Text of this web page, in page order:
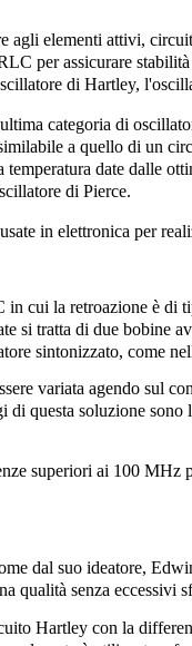
agli elementi attivi,
per assicurare
di Hartley,
categoria di
a quello di un
temperaturadate dalle
di Pierce.
in elettronica per
cui la retroazione è di
si tratta di due bobine
sintonizzato, come
variata agendo sul
di questa soluzione
superiori ai 100
dal suo ideatore,
qualità senza eccessivi
Hartley con la